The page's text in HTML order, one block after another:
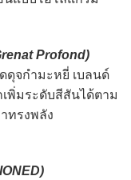
Profond)
ดุจกำมะหยี่ เบลนด์
พิ่มระดับสีสันได้ตาม
ทรงพลัง